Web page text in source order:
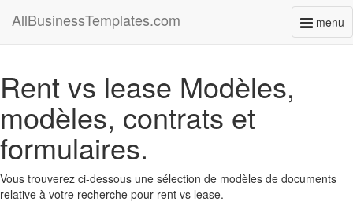
menu
AllBusinessTemplates.com
Rent vs lease Modèles,
modèles, contrats et
formulaires.
Vous trouverez ci-dessous une sélection de modèles de documents
relative à votre recherche pour rent vs lease.